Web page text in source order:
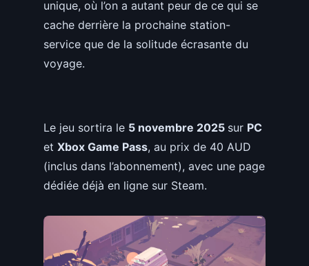
unique, où l’on a autant peur de ce qui se
cache derrière la prochaine station-
service que de la solitude écrasante du
voyage.
Le jeu sortira le 5 novembre 2025 sur PC
et Xbox Game Pass, au prix de 40 AUD
(inclus dans l’abonnement), avec une page
dédiée déjà en ligne sur Steam.